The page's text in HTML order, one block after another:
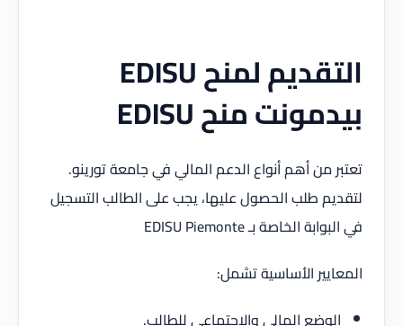
التقديم لمنح EDISU
بيدمونت منح EDISU
تعتبر من أهم أنواع الدعم المالي في جامعة تورينو.
لتقديم طلب الحصول عليها، يجب على الطالب التسجيل
في البوابة الخاصة بـ EDISU Piemonte
المعايير الأساسية تشمل:
الوضع المالي والاجتماعي للطالب.